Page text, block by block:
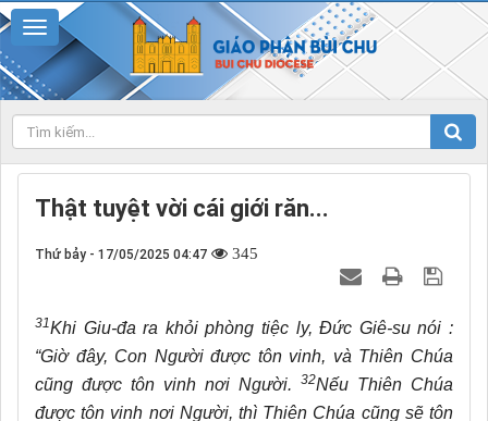
Thật tuyệt vời cái giới răn...
Thứ bảy - 17/05/2025 04:47 345
31Khi Giu-đa ra khỏi phòng tiệc ly, Đức Giê-su nói :
“Giờ đây, Con Người được tôn vinh, và Thiên Chúa
cũng được tôn vinh nơi Người.
32Nếu Thiên Chúa
được tôn vinh nơi Người, thì Thiên Chúa cũng sẽ tôn